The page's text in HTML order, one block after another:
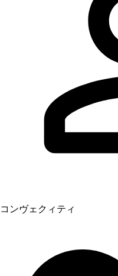
コンヴェクィティ